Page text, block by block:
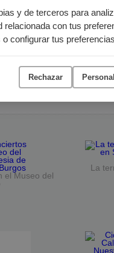
y de terceros para
relacionada con tus
configurar tus
Rechazar
el Museo del
La